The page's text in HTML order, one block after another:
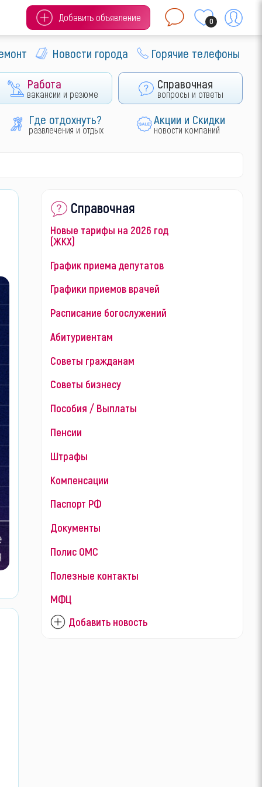
Добавить объявление 0
Новости города Горячие телефоны
Работа
вакансии и резюме
Справочная
вопросы и ответы
Где отдохнуть?
развлечения и отдых
Акции и Скидки
новости компаний
Справочная
Новые тарифы на 2026 год
(ЖКХ)
График приема депутатов
Графики приемов врачей
Расписание богослужений
Абитуриентам
Советы гражданам
Советы бизнесу
Пособия / Выплаты
Пенсии
Штрафы
Компенсации
Паспорт РФ
Документы
Полис ОМС
Полезные контакты
МФЦ
Добавить новость